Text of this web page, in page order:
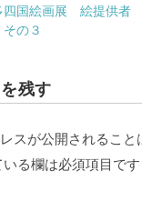
四国絵画展 絵提供
の３
残す
スが公開されること
いる欄は必須項目です